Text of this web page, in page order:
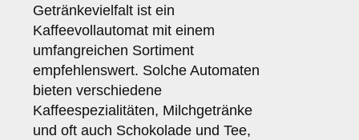
Getränkevielfalt ist ein
Kaffeevollautomat mit einem
umfangreichen Sortiment
empfehlenswert. Solche Automaten
bieten verschiedene
Kaffeespezialitäten, Milchgetränke
und oft auch Schokolade und Tee,